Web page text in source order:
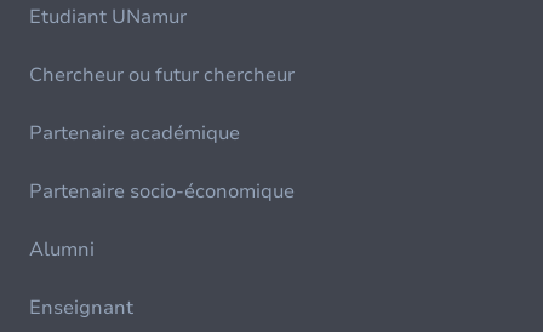
Etudiant UNamur
Chercheur ou futur chercheur
Partenaire académique
Partenaire socio-économique
Alumni
Enseignant